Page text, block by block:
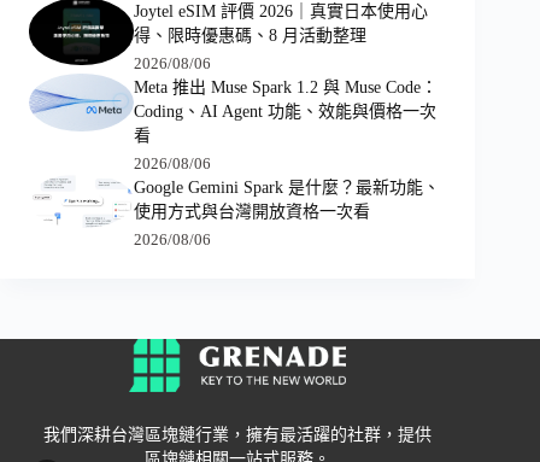
Joytel eSIM 評價 2026｜真實日本使用心
得、限時優惠碼、8 月活動整理
2026/08/06
Meta 推出 Muse Spark 1.2 與 Muse Code：
Coding、AI Agent 功能、效能與價格一次
看
2026/08/06
Google Gemini Spark 是什麼？最新功能、
使用方式與台灣開放資格一次看
2026/08/06
我們深耕台灣區塊鏈行業，擁有最活躍的社群，提供